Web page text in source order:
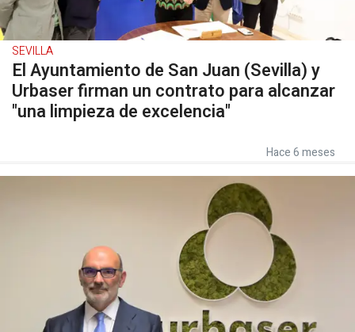
SEVILLA
El Ayuntamiento de San Juan (Sevilla) y
Urbaser firman un contrato para alcanzar
"una limpieza de excelencia"
Hace 6 meses